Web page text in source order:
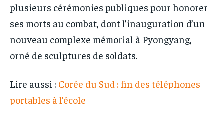
plusieurs cérémonies publiques pour honorer
ses morts au combat, dont l’inauguration d’un
nouveau complexe mémorial à Pyongyang,
orné de sculptures de soldats.
Lire aussi : Corée du Sud : fin des téléphones
portables à l’école